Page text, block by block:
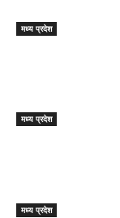
मध्य प्रदेश
मध्य प्रदेश
मध्य प्रदेश